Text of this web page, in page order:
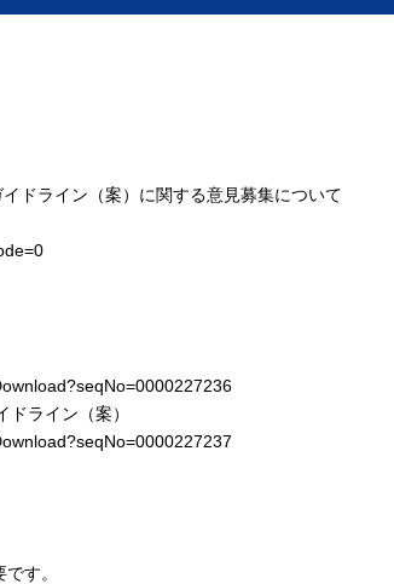
ドライン（案）に関する意見募集について
ライン（案）
す。